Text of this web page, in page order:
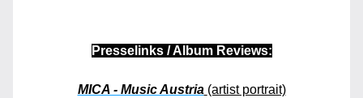
Presselinks / Album Reviews:
MICA - Music Austria (artist portrait)